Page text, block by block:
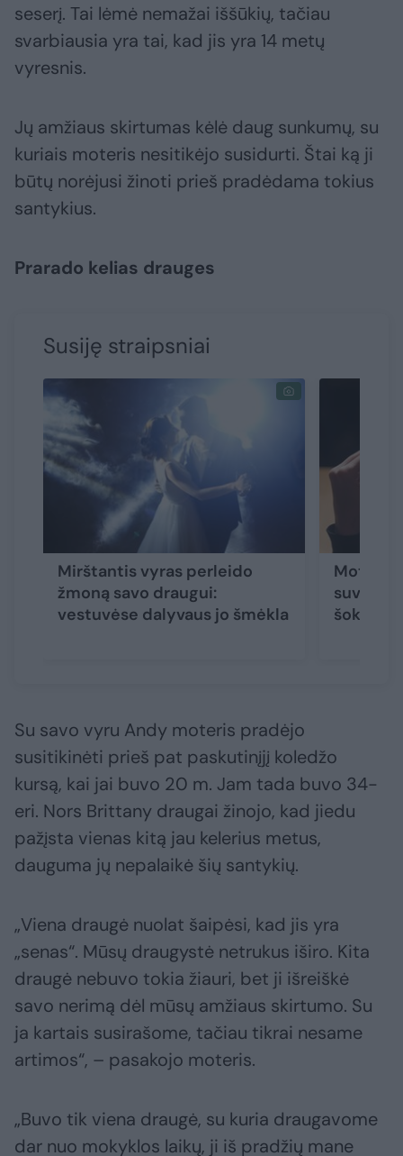
seserį. Tai lėmė nemažai iššūkių, tačiau
svarbiausia yra tai, kad jis yra 14 metų
vyresnis.
Jų amžiaus skirtumas kėlė daug sunkumų, su
kuriais moteris nesitikėjo susidurti. Štai ką ji
būtų norėjusi žinoti prieš pradėdama tokius
santykius.
Prarado kelias drauges
Susiję straipsniai
Mirštantis vyras perleido
žmoną savo draugui:
vestuvėse dalyvaus jo šmėkla
Moteris
suvalgė
Su savo vyru Andy moteris pradėjo
susitikinėti prieš pat paskutinįjį koledžo
kursą, kai jai buvo 20 m. Jam tada buvo 34-
eri. Nors Brittany draugai žinojo, kad jiedu
pažįsta vienas kitą jau kelerius metus,
dauguma jų nepalaikė šių santykių.
„Viena draugė nuolat šaipėsi, kad jis yra
„senas“. Mūsų draugystė netrukus iširo. Kita
draugė nebuvo tokia žiauri, bet ji išreiškė
savo nerimą dėl mūsų amžiaus skirtumo. Su
ja kartais susirašome, tačiau tikrai nesame
artimos“, – pasakojo moteris.
„Buvo tik viena draugė, su kuria draugavome
dar nuo mokyklos laikų, ji iš pradžių mane